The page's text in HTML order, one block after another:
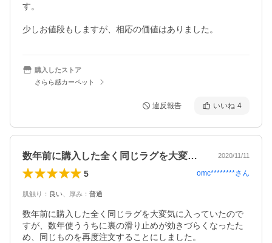
す。
少しお値段もしますが、相応の価値はありました。
購入したストア
さらら感カーペット
違反報告 いいね 4
数年前に購入した全く同じラグを大変気に… 2020/11/11
5 omc********さん
肌触り ： 良い 厚み ： 普通
数年前に購入した全く同じラグを大変気に入っていたので
すが、数年使ううちに裏の滑り止めが効きづらくなったた
め、同じものを再度注文することにしました。